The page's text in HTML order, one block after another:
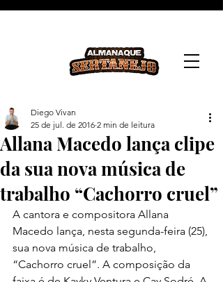
Allana Macedo lança clipe
da sua nova música de
trabalho “Cachorro cruel”
Diego Vivan
25 de jul. de 2016 2 min de leitura
A cantora e compositora Allana
Macedo lança, nesta segunda-feira (25),
sua nova música de trabalho,
“Cachorro cruel”. A composição da